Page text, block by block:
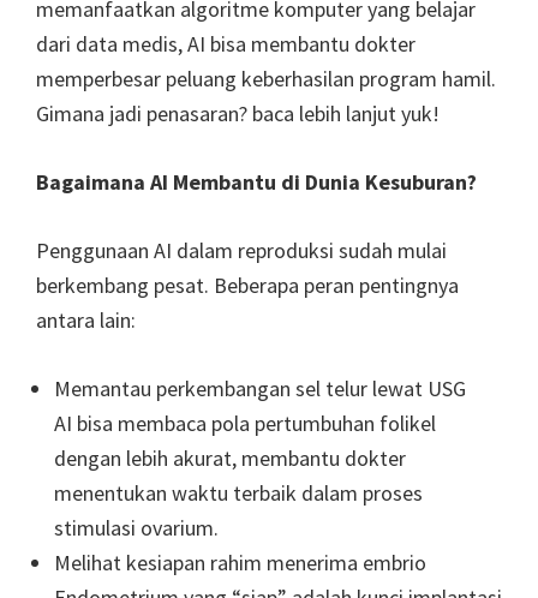
memanfaatkan algoritme komputer yang belajar
dari data medis, AI bisa membantu dokter
memperbesar peluang keberhasilan program hamil.
Gimana jadi penasaran? baca lebih lanjut yuk!
Bagaimana AI Membantu di Dunia Kesuburan?
Penggunaan AI dalam reproduksi sudah mulai
berkembang pesat. Beberapa peran pentingnya
antara lain:
Memantau perkembangan sel telur lewat USG
AI bisa membaca pola pertumbuhan folikel
dengan lebih akurat, membantu dokter
menentukan waktu terbaik dalam proses
stimulasi ovarium.
Melihat kesiapan rahim menerima embrio